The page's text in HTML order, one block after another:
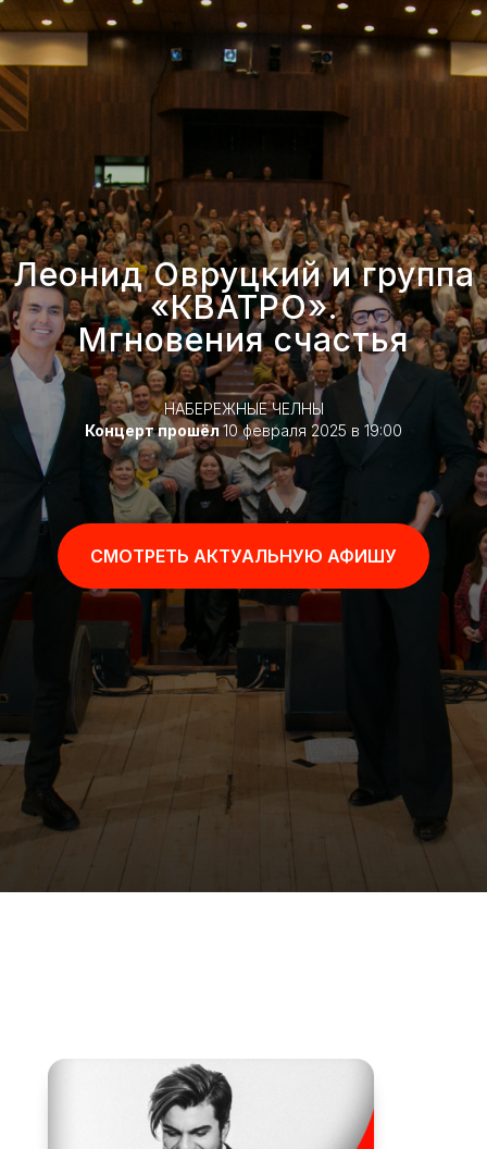
Леонид Овруцкий и группа
«КВАТРО».
Мгновения счастья
НАБЕРЕЖНЫЕ ЧЕЛНЫ
Концерт прошёл10 февраля 2025 в 19:00
СМОТРЕТЬ АКТУАЛЬНУЮ АФИШУ